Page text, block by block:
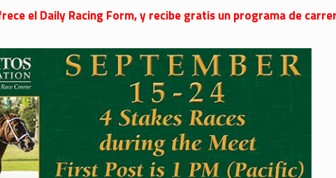
el Daily Racing Form, y recibe gratis un programa de